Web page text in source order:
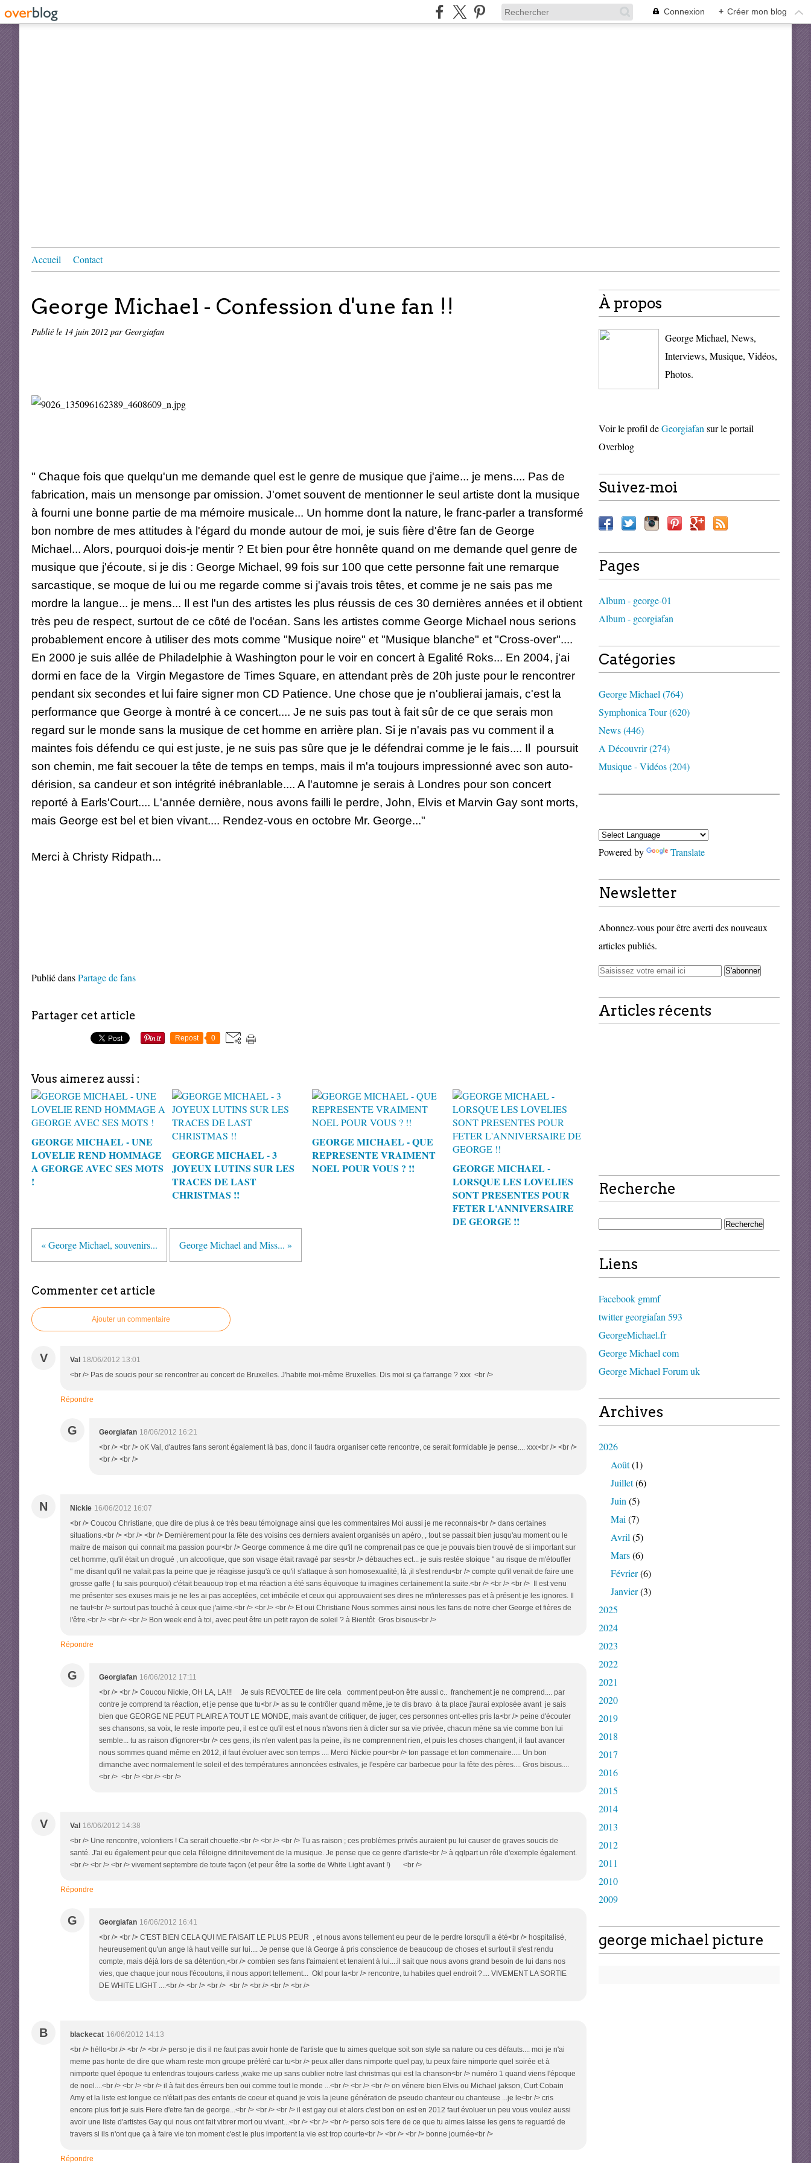
Connexion + Créer mon blog
Accueil Contact
George Michael - Confession d'une fan !!
Publié le 14 juin 2012 par Georgiafan
" Chaque fois que quelqu'un me demande quel est le genre de musique que j'aime... je mens.... Pas de
fabrication, mais un mensonge par omission. J'omet souvent de mentionner le seul artiste dont la musique
à fourni une bonne partie de ma mémoire musicale... Un homme dont la nature, le franc-parler a transformé
bon nombre de mes attitudes à l'égard du monde autour de moi, je suis fière d'être fan de George
Michael... Alors, pourquoi dois-je mentir ? Et bien pour être honnête quand on me demande quel genre de
musique que j'écoute, si je dis : George Michael, 99 fois sur 100 que cette personne fait une remarque
sarcastique, se moque de lui ou me regarde comme si j'avais trois têtes, et comme je ne sais pas me
mordre la langue... je mens... Il est l'un des artistes les plus réussis de ces 30 dernières années et il obtient
très peu de respect, surtout de ce côté de l'océan. Sans les artistes comme George Michael nous serions
probablement encore à utiliser des mots comme "Musique noire" et "Musique blanche" et "Cross-over"....
En 2000 je suis allée de Philadelphie à Washington pour le voir en concert à Egalité Roks... En 2004, j'ai
dormi en face de la Virgin Megastore de Times Square, en attendant près de 20h juste pour le rencontrer
pendant six secondes et lui faire signer mon CD Patience. Une chose que je n'oublierai jamais, c'est la
performance que George à montré à ce concert.... Je ne suis pas tout à fait sûr de ce que serais mon
regard sur le monde sans la musique de cet homme en arrière plan. Si je n'avais pas vu comment il a
maintes fois défendu ce qui est juste, je ne suis pas sûre que je le défendrai comme je le fais.... Il poursuit
son chemin, me fait secouer la tête de temps en temps, mais il m'a toujours impressionné avec son auto-
dérision, sa candeur et son intégrité inébranlable.... A l'automne je serais à Londres pour son concert
reporté à Earls'Court.... L'année dernière, nous avons failli le perdre, John, Elvis et Marvin Gay sont morts,
mais George est bel et bien vivant.... Rendez-vous en octobre Mr. George..."
Merci à Christy Ridpath...
Publié dansPartage de fans
Partager cet article
Repost 0
Vous aimerez aussi :
GEORGE MICHAEL - UNE
LOVELIE REND HOMMAGE
A GEORGE AVEC SES MOTS
!
GEORGE MICHAEL - 3
JOYEUX LUTINS SUR LES
TRACES DE LAST
CHRISTMAS !!
GEORGE MICHAEL - QUE
REPRESENTE VRAIMENT
NOEL POUR VOUS ? !!
GEORGE MICHAEL -
LORSQUE LES LOVELIES
SONT PRESENTES POUR
FETER L'ANNIVERSAIRE
DE GEORGE !!
« George Michael, souvenirs... George Michael and Miss... »
Commenter cet article
Ajouter un commentaire
V Val 18/06/2012 13:01
<br /> Pas de soucis pour se rencontrer au concert de Bruxelles. J'habite moi-même Bruxelles. Dis moi si ça t'arrange ? xxx <br />
Répondre
G Georgiafan 18/06/2012 16:21
<br /> <br /> oK Val, d'autres fans seront également là bas, donc il faudra organiser cette rencontre, ce serait formidable je pense.... xxx<br /> <br />
<br /> <br />
N Nickie 16/06/2012 16:07
<br /> Coucou Christiane, que dire de plus à ce très beau témoignage ainsi que les commentaires Moi aussi je me reconnais<br /> dans certaines
situations.<br /> <br /> <br /> Dernièrement pour la fête des voisins ces derniers avaient organisés un apéro, , tout se passait bien jusqu'au moment ou le
maitre de maison qui connait ma passion pour<br /> George commence à me dire qu'il ne comprenait pas ce que je pouvais bien trouvé de si important sur
cet homme, qu'il était un drogué , un alcoolique, que son visage était ravagé par ses<br /> débauches ect... je suis restée stoique " au risque de m'étouffer
" me disant qu'il ne valait pas la peine que je réagisse jusqu'à ce qu'il s'attaque à son homosexualité, là ,il s'est rendu<br /> compte qu'il venait de faire une
grosse gaffe ( tu sais pourquoi) c'était beauoup trop et ma réaction a été sans équivoque tu imagines certainement la suite.<br /> <br /> <br /> Il est venu
me présenter ses exuses mais je ne les ai pas acceptées, cet imbécile et ceux qui approuvaient ses dires ne m'interesses pas et à présent je les ignores. Il
ne faut<br /> surtout pas touché à ceux que j'aime.<br /> <br /> <br /> Et oui Christiane Nous sommes ainsi nous les fans de notre cher George et fières de
l'être.<br /> <br /> <br /> Bon week end à toi, avec peut être un petit rayon de soleil ? à Bientôt Gros bisous<br />
Répondre
G Georgiafan 16/06/2012 17:11
<br /> <br /> Coucou Nickie, OH LA, LA!!! Je suis REVOLTEE de lire cela comment peut-on être aussi c.. franchement je ne comprend.... par
contre je comprend ta réaction, et je pense que tu<br /> as su te contrôler quand même, je te dis bravo à ta place j'aurai explosée avant je sais
bien que GEORGE NE PEUT PLAIRE A TOUT LE MONDE, mais avant de critiquer, de juger, ces personnes ont-elles pris la<br /> peine d'écouter
ses chansons, sa voix, le reste importe peu, il est ce qu'il est et nous n'avons rien à dicter sur sa vie privée, chacun mène sa vie comme bon lui
semble... tu as raison d'ignorer<br /> ces gens, ils n'en valent pas la peine, ils ne comprennent rien, et puis les choses changent, il faut avancer
nous sommes quand même en 2012, il faut évoluer avec son temps .... Merci Nickie pour<br /> ton passage et ton commenaire..... Un bon
dimanche avec normalement le soleil et des températures annoncées estivales, je l'espère car barbecue pour la fête des pères.... Gros bisous....
<br /> <br /> <br /> <br />
V Val 16/06/2012 14:38
<br /> Une rencontre, volontiers ! Ca serait chouette.<br /> <br /> <br /> Tu as raison ; ces problèmes privés auraient pu lui causer de graves soucis de
santé. J'ai eu également peur que cela l'éloigne difinitevement de la musique. Je pense que ce genre d'artiste<br /> à qqlpart un rôle d'exemple également.
<br /> <br /> <br /> vivement septembre de toute façon (et peur être la sortie de White Light avant !) <br />
Répondre
G Georgiafan 16/06/2012 16:41
<br /> <br /> C'EST BIEN CELA QUI ME FAISAIT LE PLUS PEUR , et nous avons tellement eu peur de le perdre lorsqu'il a été<br /> hospitalisé,
heureusement qu'un ange là haut veille sur lui.... Je pense que là George à pris conscience de beaucoup de choses et surtout il s'est rendu
compte, mais déjà lors de sa détention,<br /> combien ses fans l'aimaient et tenaient à lui....il sait que nous avons grand besoin de lui dans nos
vies, que chaque jour nous l'écoutons, il nous apport tellement... Ok! pour la<br /> rencontre, tu habites quel endroit ?.... VIVEMENT LA SORTIE
DE WHITE LIGHT ....<br /> <br /> <br /> <br /> <br /> <br /> <br />
B blackecat 16/06/2012 14:13
<br /> héllo<br /> <br /> <br /> perso je dis il ne faut pas avoir honte de l'artiste que tu aimes quelque soit son style sa nature ou ces défauts.... moi je n'ai
meme pas honte de dire que wham reste mon groupe préféré car tu<br /> peux aller dans nimporte quel pay, tu peux faire nimporte quel soirée et à
nimporte quel époque tu entendras toujours carless ,wake me up sans oublier notre last christmas qui est la chanson<br /> numéro 1 quand viens l'époque
de noel....<br /> <br /> <br /> il à fait des érreurs ben oui comme tout le monde ...<br /> <br /> <br /> on vénere bien Elvis ou Michael jakson, Curt Cobain
Amy et la liste est longue ce n'était pas des enfants de coeur et quand je vois la jeune génération de pseudo chanteur ou chanteuse ...je le<br /> cris
encore plus fort je suis Fiere d'etre fan de george...<br /> <br /> <br /> il est gay oui et alors c'est bon on est en 2012 faut évoluer un peu vous voulez aussi
avoir une liste d'artistes Gay qui nous ont fait vibrer mort ou vivant...<br /> <br /> <br /> perso sois fiere de ce que tu aimes laisse les gens te reguardé de
travers si ils n'ont que ça à faire vie ton moment c'est le plus importent la vie est trop courte<br /> <br /> <br /> bonne journée<br />
Répondre
À propos
George Michael, News,
Interviews, Musique, Vidéos,
Photos.
Voir le profil deGeorgiafan sur le portail
Overblog
Suivez-moi
Pages
Album - george-01
Album - georgiafan
Catégories
George Michael (764)
Symphonica Tour (620)
News (446)
A Découvrir (274)
Musique - Vidéos (204)
Powered by Translate
Newsletter
Abonnez-vous pour être averti des nouveaux
articles publiés.
Articles récents
Recherche
Liens
Facebook gmmf
twitter georgiafan 593
GeorgeMichael.fr
George Michael com
George Michael Forum uk
Archives
2026
Août(1)
Juillet(6)
Juin (5)
Mai (7)
Avril (5)
Mars(6)
Février(6)
Janvier(3)
2025
2024
2023
2022
2021
2020
2019
2018
2017
2016
2015
2014
2013
2012
2011
2010
2009
george michael picture